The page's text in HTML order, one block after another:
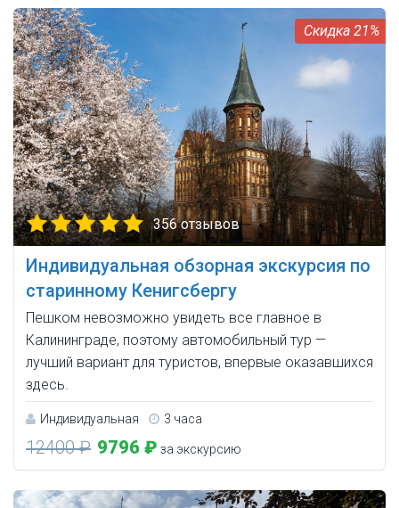
21%
356 отзывов
Индивидуальная обзорная экскурсия по
старинному Кенигсбергу
Пешком невозможно увидеть все главное в
Калининграде, поэтому автомобильный тур —
лучший вариант для туристов, впервые оказавшихся
здесь.
Индивидуальная 3 часа
12400 ₽ 9796 ₽ за экскурсию